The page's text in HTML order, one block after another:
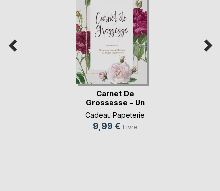
Carnet De
Grossesse - Un
journal à(...)
Cadeau Papeterie
9,99 € Livre